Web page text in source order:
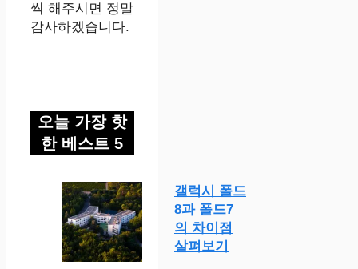
씩 해주시면 정말
감사하겠습니다.
오늘 가장 핫
한 베스트 5
갤럭시 폴드
8과 폴드7
의 차이점
살펴보기